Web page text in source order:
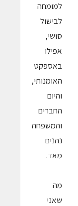
למומחה
לבישול
סושי,
אפילו
באספקט
האומנותי,
והיום
החברים
והמשפחה
נהנים
מאד.
מה
שאני